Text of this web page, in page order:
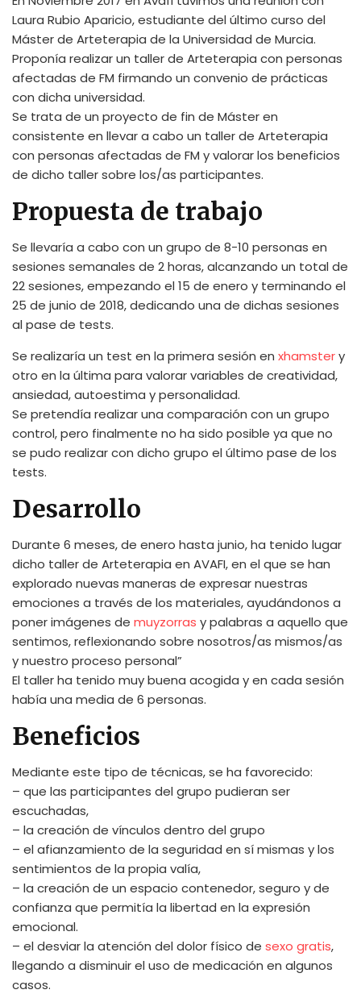
Laura Rubio Aparicio, estudiante del último curso del
Máster de Arteterapia de la Universidad de Murcia.
Proponía realizar un taller de Arteterapia con personas
afectadas de FM firmando un convenio de prácticas
con dicha universidad.
Se trata de un proyecto de fin de Máster en
consistente en llevar a cabo un taller de Arteterapia
con personas afectadas de FM y valorar los beneficios
de dicho taller sobre los/as participantes.
Propuesta de trabajo
Se llevaría a cabo con un grupo de 8-10 personas en
sesiones semanales de 2 horas, alcanzando un total de
22 sesiones, empezando el 15 de enero y terminando el
25 de junio de 2018, dedicando una de dichas sesiones
al pase de tests.
Se realizaría un test en la primera sesión en xhamstery
otro en la última para valorar variables de creatividad,
ansiedad, autoestima y personalidad.
Se pretendía realizar una comparación con un grupo
control, pero finalmente no ha sido posible ya que no
se pudo realizar con dicho grupo el último pase de los
tests.
Desarrollo
Durante 6 meses, de enero hasta junio, ha tenido lugar
dicho taller de Arteterapia en AVAFI, en el que se han
explorado nuevas maneras de expresar nuestras
emociones a través de los materiales, ayudándonos a
poner imágenes de muyzorras y palabras a aquello que
sentimos, reflexionando sobre nosotros/as mismos/as
y nuestro proceso personal”
El taller ha tenido muy buena acogida y en cada sesión
había una media de 6 personas.
Beneficios
Mediante este tipo de técnicas, se ha favorecido:
– que las participantes del grupo pudieran ser
escuchadas,
– la creación de vínculos dentro del grupo
– el afianzamiento de la seguridad en sí mismas y los
sentimientos de la propia valía,
– la creación de un espacio contenedor, seguro y de
confianza que permitía la libertad en la expresión
emocional.
– el desviar la atención del dolor físico de sexo gratis,
llegando a disminuir el uso de medicación en algunos
casos.